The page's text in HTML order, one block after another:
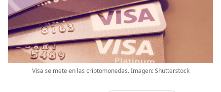
Visa se mete en las criptomonedas. Imagen: Shutterstock